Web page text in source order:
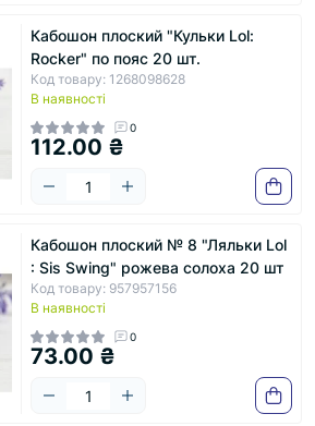
Кабошон плоский "Кульки Lol:
Rocker" по пояс 20 шт.
Код товару: 1268098628
В наявності
0
112.00 ₴
Кабошон плоский № 8 "Ляльки Lol
: Sis Swing" рожева солоха 20 шт
Код товару: 957957156
В наявності
0
73.00 ₴